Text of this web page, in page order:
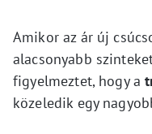
Amikor az ár új
alacsonyabb
figyelmeztet, hogy a
közeledik egy